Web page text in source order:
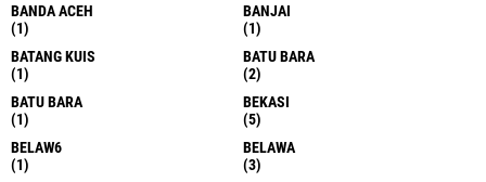
BANDA ACEH
(1)
BANJAI
(1)
BATANG KUIS
(1)
BATU BARA
(2)
BATU BARA
(1)
BEKASI
(5)
BELAW6
(1)
BELAWA
(3)